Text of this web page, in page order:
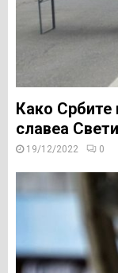
Како Србите
славеа
19/12/2022 0